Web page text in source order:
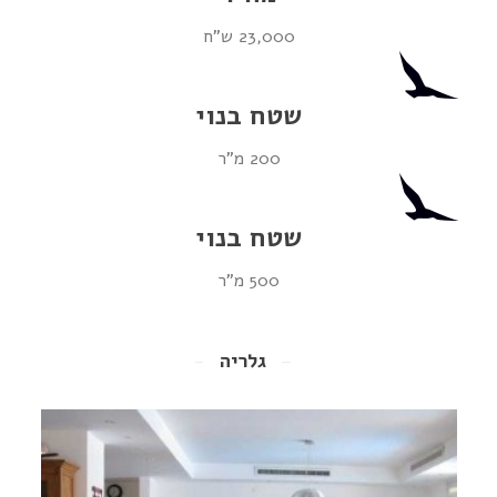
23,000 ש"ח
שטח בנוי
200 מ"ר
שטח בנוי
500 מ"ר
גלריה